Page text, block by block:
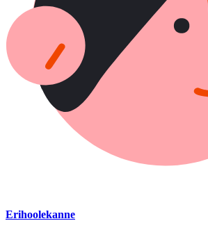
Erihoolekanne